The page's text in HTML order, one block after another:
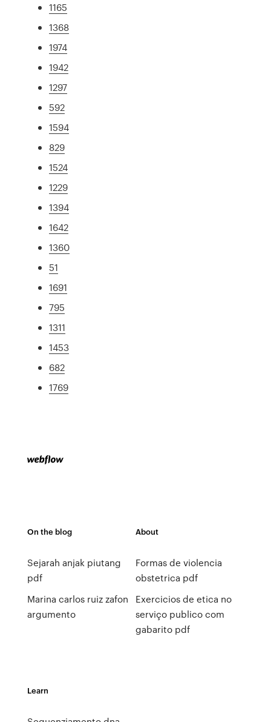
1165
1368
1974
1942
1297
592
1594
829
1524
1229
1394
1642
1360
51
1691
795
1311
1453
682
1769
On the blog
Sejarah anjak piutang
pdf
Marina carlos ruiz zafon
argumento
About
Formas de violencia
obstetrica pdf
Exercicios de etica no
serviço publico com
gabarito pdf
Learn